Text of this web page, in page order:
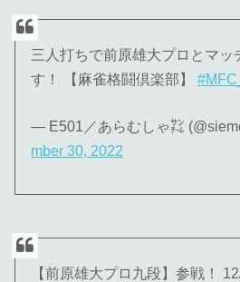
三人打ちで前原雄大プロとマ
す！ 【麻雀格闘倶楽部】
— E501／あらむしゃ㌠
mber 30, 2022
【前原雄大プロ九段】参戦！